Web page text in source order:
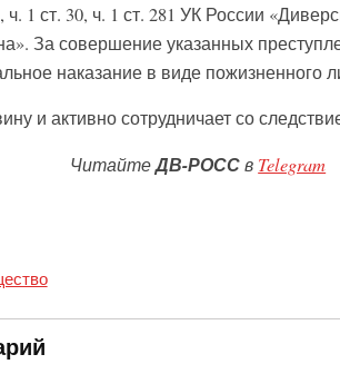
ч. 1 ст. 30, ч. 1 ст. 281 УК России
За совершение указанных
наказание в виде пожизненного
и активно сотрудничает со
ЧитайтеДВ-РОССв Telegram